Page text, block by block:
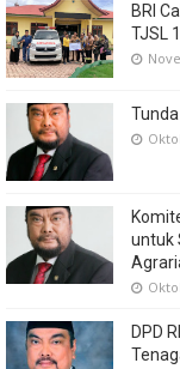
BRI
TJSL
untuk
DPD